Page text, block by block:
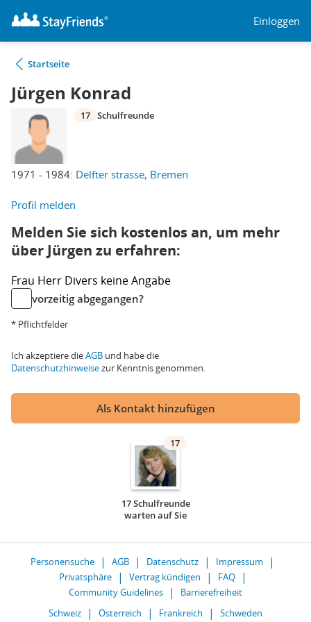
Einloggen
Startseite
Jürgen Konrad
1971 - 1984: Delfter strasse, Bremen
17 Schulfreunde
Profil melden
Melden Sie sich kostenlos an, um mehr
über Jürgen zu erfahren:
Frau Herr Divers keine Angabe
vorzeitig abgegangen?
* Pflichtfelder
Ich akzeptiere dieAGB und habe die
Datenschutzhinweisezur Kenntnis genommen.
Als Kontakt hinzufügen
17
17 Schulfreunde
warten auf Sie
Personensuche AGB Datenschutz
Impressum
Privatsphäre
Vertrag kündigen
FAQ
Community Guidelines
Barrierefreiheit
Schweiz
Österreich Frankreich Schweden